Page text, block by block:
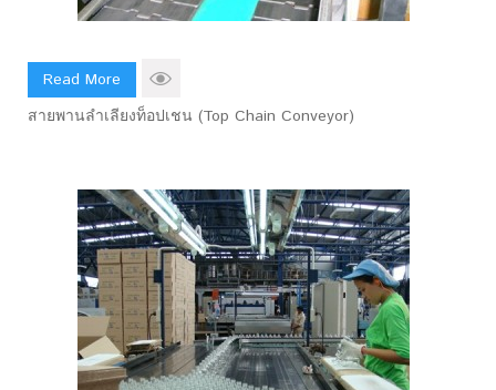
Read More
สายพานลำเลียงท็อปเชน (Top Chain Conveyor)